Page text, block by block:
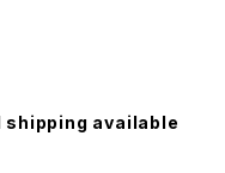
available